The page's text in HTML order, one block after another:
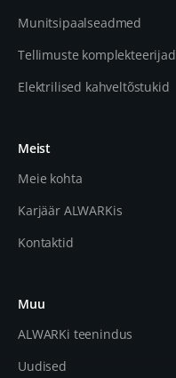
Munitsipaalseadmed
Tellimuste komplekteerijad
Elektrilised kahveltõstukid
Meist
Meie kohta
Karjäär ALWARKis
Kontaktid
Muu
ALWARKi teenindus
Uudised